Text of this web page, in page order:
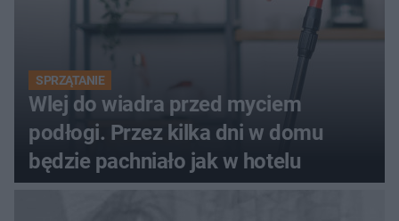
SPRZĄTANIE
Wlej do wiadra przed myciem
podłogi. Przez kilka dni w domu
będzie pachniało jak w hotelu